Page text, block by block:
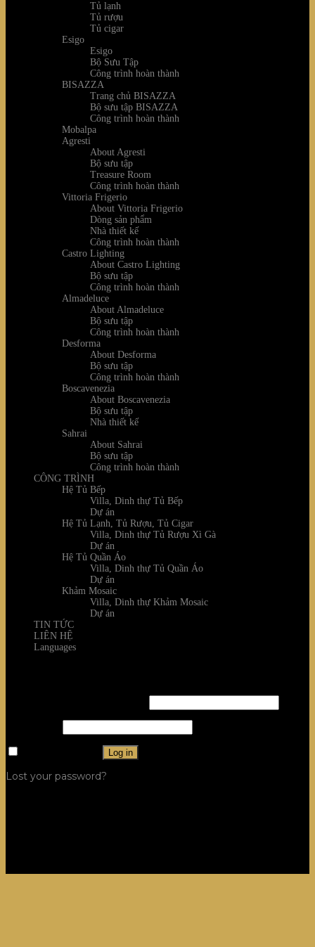
Tủ lạnh
Tủ rượu
Tủ cigar
Esigo
Esigo
Bộ Sưu Tập
Công trình hoàn thành
BISAZZA
Trang chủ BISAZZA
Bộ sưu tập BISAZZA
Công trình hoàn thành
Mobalpa
Agresti
About Agresti
Bộ sưu tập
Treasure Room
Công trình hoàn thành
Vittoria Frigerio
About Vittoria Frigerio
Dòng sản phẩm
Nhà thiết kế
Công trình hoàn thành
Castro Lighting
About Castro Lighting
Bộ sưu tập
Công trình hoàn thành
Almadeluce
About Almadeluce
Bộ sưu tập
Công trình hoàn thành
Desforma
About Desforma
Bộ sưu tập
Công trình hoàn thành
Boscavenezia
About Boscavenezia
Bộ sưu tập
Nhà thiết kế
Sahrai
About Sahrai
Bộ sưu tập
Công trình hoàn thành
CÔNG TRÌNH
Hệ Tủ Bếp
Villa, Dinh thự Tủ Bếp
Dự án
Hệ Tủ Lạnh, Tủ Rượu, Tủ Cigar
Villa, Dinh thự Tủ Rượu Xì Gà
Dự án
Hệ Tủ Quần Áo
Villa, Dinh thự Tủ Quần Áo
Dự án
Khảm Mosaic
Villa, Dinh thự Khảm Mosaic
Dự án
TIN TỨC
LIÊN HỆ
Languages
Log in
Lost your password?